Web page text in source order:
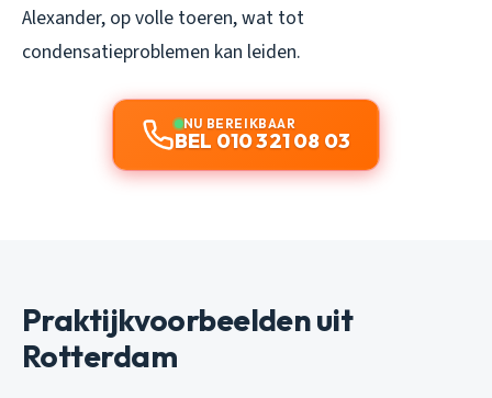
Alexander, op volle toeren, wat tot
condensatieproblemen kan leiden.
NU BEREIKBAAR
BEL 010 321 08 03
Praktijkvoorbeelden uit
Rotterdam